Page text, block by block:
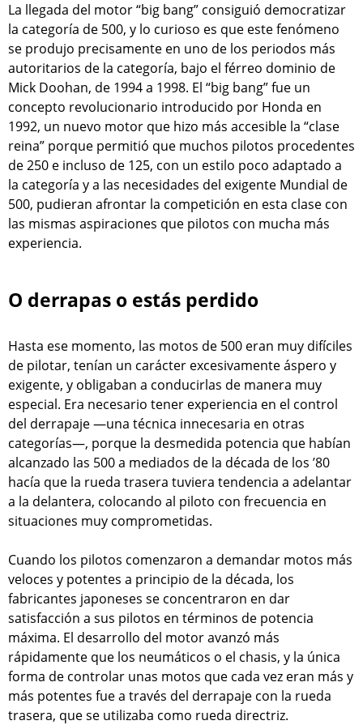
La llegada del motor “big bang” consiguió democratizar
la categoría de 500, y lo curioso es que este fenómeno
se produjo precisamente en uno de los periodos más
autoritarios de la categoría, bajo el férreo dominio de
Mick Doohan, de 1994 a 1998. El “big bang” fue un
concepto revolucionario introducido por Honda en
1992, un nuevo motor que hizo más accesible la “clase
reina” porque permitió que muchos pilotos procedentes
de 250 e incluso de 125, con un estilo poco adaptado a
la categoría y a las necesidades del exigente Mundial de
500, pudieran afrontar la competición en esta clase con
las mismas aspiraciones que pilotos con mucha más
experiencia.
O derrapas o estás perdido
Hasta ese momento, las motos de 500 eran muy difíciles
de pilotar, tenían un carácter excesivamente áspero y
exigente, y obligaban a conducirlas de manera muy
especial. Era necesario tener experiencia en el control
del derrapaje —una técnica innecesaria en otras
categorías—, porque la desmedida potencia que habían
alcanzado las 500 a mediados de la década de los ’80
hacía que la rueda trasera tuviera tendencia a adelantar
a la delantera, colocando al piloto con frecuencia en
situaciones muy comprometidas.
Cuando los pilotos comenzaron a demandar motos más
veloces y potentes a principio de la década, los
fabricantes japoneses se concentraron en dar
satisfacción a sus pilotos en términos de potencia
máxima. El desarrollo del motor avanzó más
rápidamente que los neumáticos o el chasis, y la única
forma de controlar unas motos que cada vez eran más y
más potentes fue a través del derrapaje con la rueda
trasera, que se utilizaba como rueda directriz.